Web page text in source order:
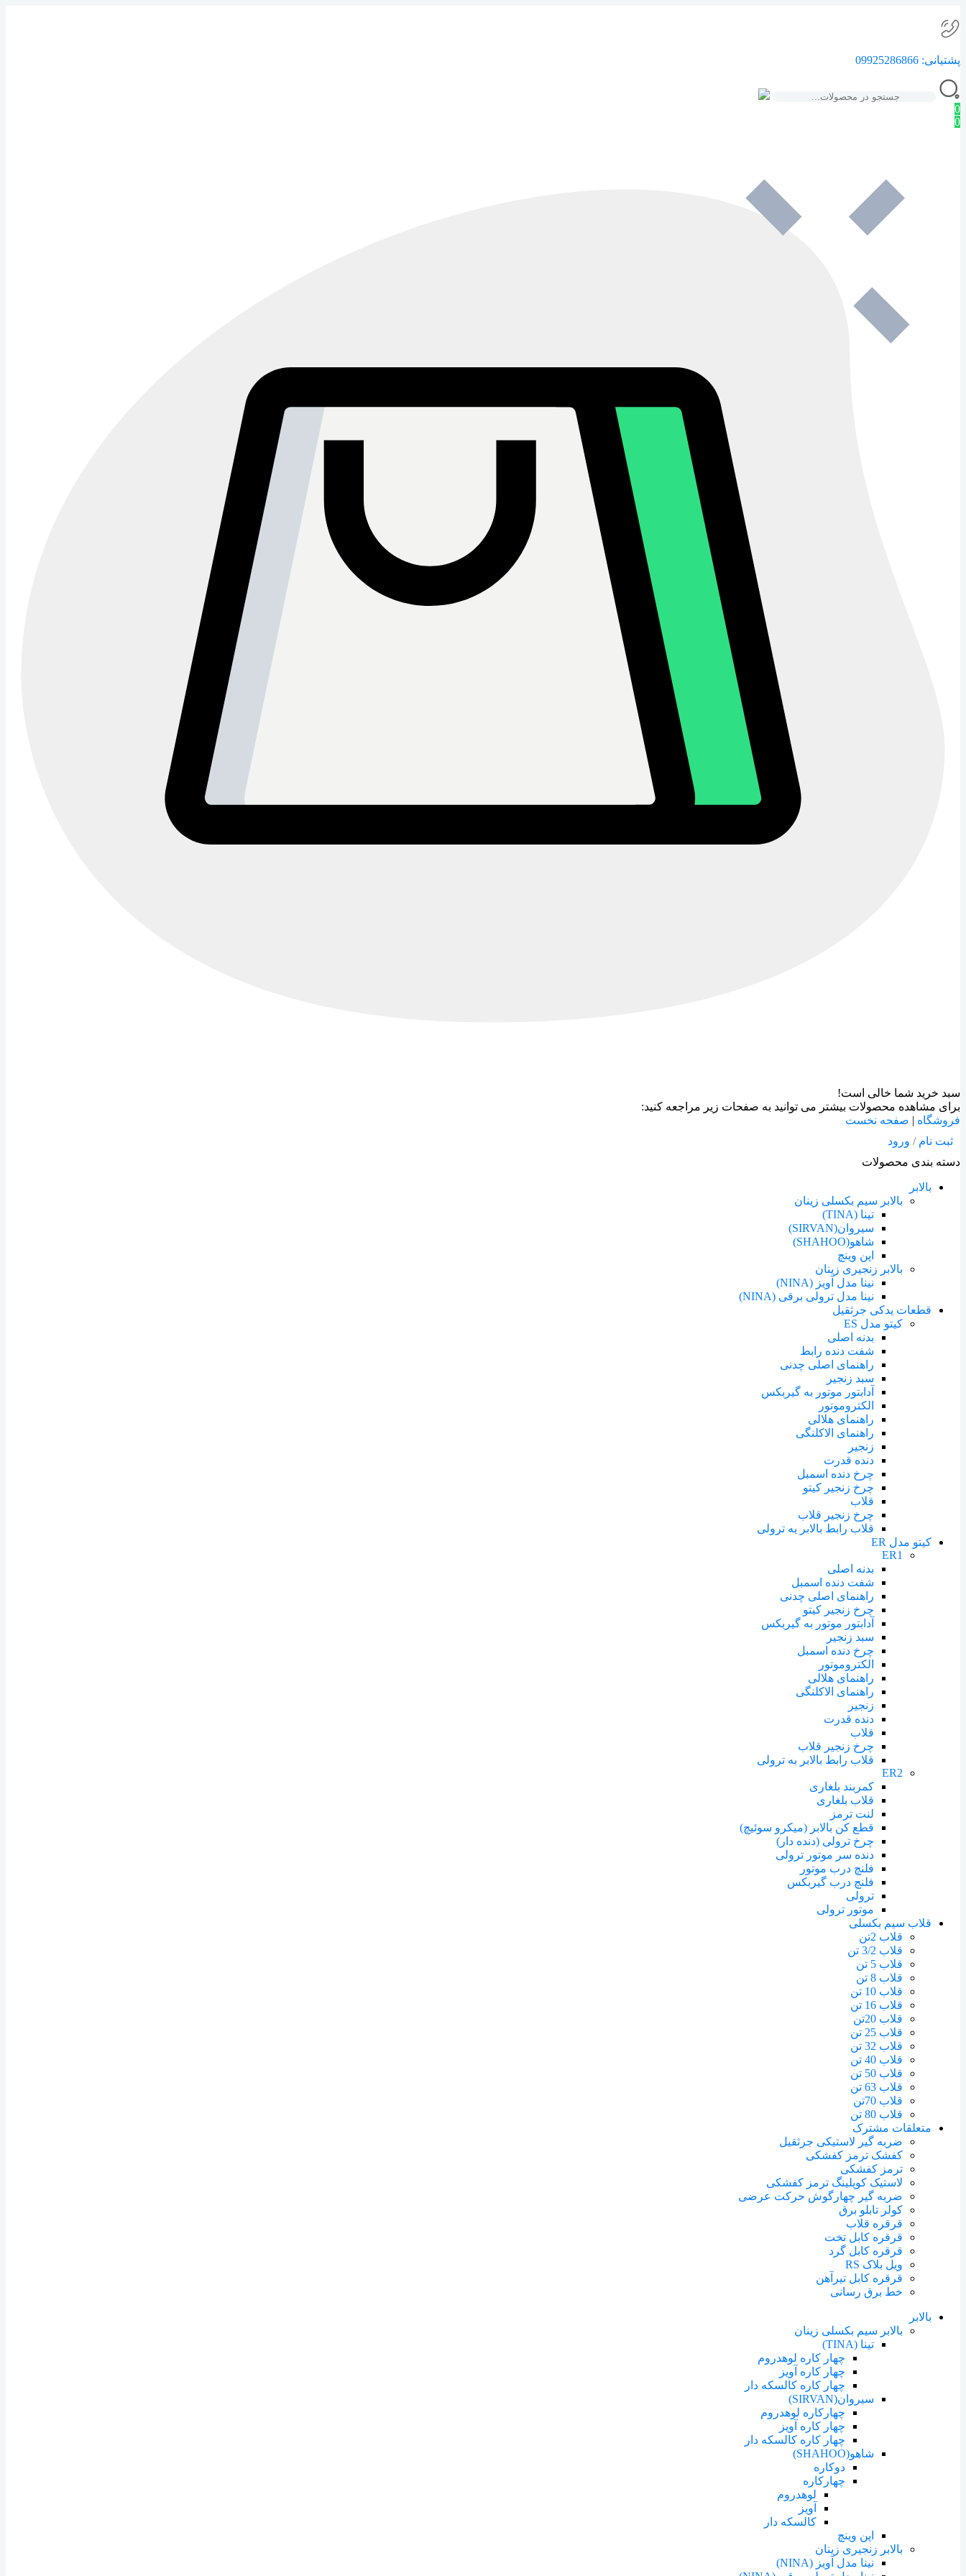
پشتیانی: 09925286866
0
0
سبد خرید شما خالی است!
برای مشاهده محصولات بیشتر می توانید به صفحات زیر مراجعه کنید:
فروشگاه | صفحه نخست
ثبت نام / ورود
دسته بندی محصولات
بالابر
بالابر سیم بکسلی زینان
تینا (TINA)
سیروان(SIRVAN)
شاهو(SHAHOO)
اپن وینچ
بالابر زنجیری زینان
نینا مدل آویز (NINA)
نینا مدل ترولی برقی (NINA)
قطعات یدکی جرثقیل
کیتو مدل ES
بدنه اصلی
شفت دنده رابط
راهنمای اصلی چدنی
سبد زنجیر
آدابتور موتور به گیربکس
الکتروموتور
راهنمای هلالی
راهنمای الاکلنگی
زنجیر
دنده قدرت
چرخ دنده اسمبل
چرخ زنجیر کیتو
قلاب
چرخ زنجیر قلاب
قلاب رابط بالابر یه ترولی
کیتو مدل ER
ER1
بدنه اصلی
شفت دنده اسمبل
راهنمای اصلی چدنی
چرخ زنجیر کیتو
آدابتور موتور به گیربکس
سبد زنجیر
چرخ دنده اسمبل
الکتروموتور
راهنمای هلالی
راهنمای الاکلنگی
زنجیر
دنده قدرت
قلاب
چرخ زنجیر قلاب
قلاب رابط بالابر به ترولی
ER2
کمربند بلغاری
قلاب بلغاری
لنت ترمز
قطع کن بالابر (میکرو سوئیچ)
چرخ ترولی (دنده دار)
دنده سر موتور ترولی
فلنچ درب موتور
فلنچ درب گیربکس
ترولی
موتور ترولی
قلاب سیم بکسلی
قلاب 2تن
قلاب 3/2 تن
قلاب 5 تن
قلاب 8 تن
قلاب 10 تن
قلاب 16 تن
قلاب 20تن
قلاب 25 تن
قلاب 32 تن
قلاب 40 تن
قلاب 50 تن
قلاب 63 تن
قلاب 70تن
قلاب 80 تن
متعلقات مشترک
ضربه گیر لاستیکی جرثقیل
کفشک ترمز کفشکی
ترمز کفشکی
لاستیک کوپلینگ ترمز کفشکی
ضربه گیر چهارگوش حرکت عرضی
کولر تابلو برق
قرقره قلاب
قرقره کابل تخت
قرقره کابل گرد
ویل بلاک RS
قرقره کابل تیرآهن
خط برق رسانی
بالابر
بالابر سیم بکسلی زینان
تینا (TINA)
چهار کاره لوهدروم
چهار کاره آویز
چهار کاره کالسکه دار
سیروان(SIRVAN)
چهارکاره لوهدروم
چهار کاره آویز
چهار کاره کالسکه دار
شاهو(SHAHOO)
دوکاره
چهارکاره
لوهدروم
آویز
کالسکه دار
اپن وینچ
بالابر زنجیری زینان
نینا مدل آویز (NINA)